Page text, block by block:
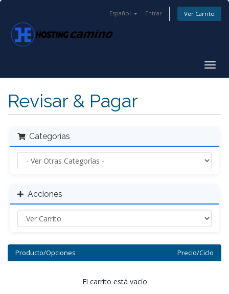
Español Entrar Ver Carrito
Revisar & Pagar
Categorías
Acciones
Producto/Opciones Precio/Ciclo
El carrito está vacío